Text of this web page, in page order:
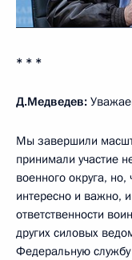
* * *
Д.Медведев:
Мы завершили
принимали участие
военного округа,
интересно и важно,
ответственности
других силовых
Федеральную